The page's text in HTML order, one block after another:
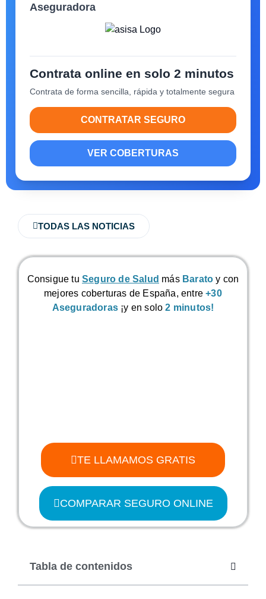
Aseguradora
Contrata online en solo 2 minutos
Contrata de forma sencilla, rápida y totalmente segura
CONTRATAR SEGURO
VER COBERTURAS
TODAS LAS NOTICIAS
Consigue tu Seguro de Salud más Barato y con
mejores coberturas de España, entre+30
Aseguradoras ¡y en solo2 minutos!
TE LLAMAMOS GRATIS
COMPARAR SEGURO ONLINE
Tabla de contenidos